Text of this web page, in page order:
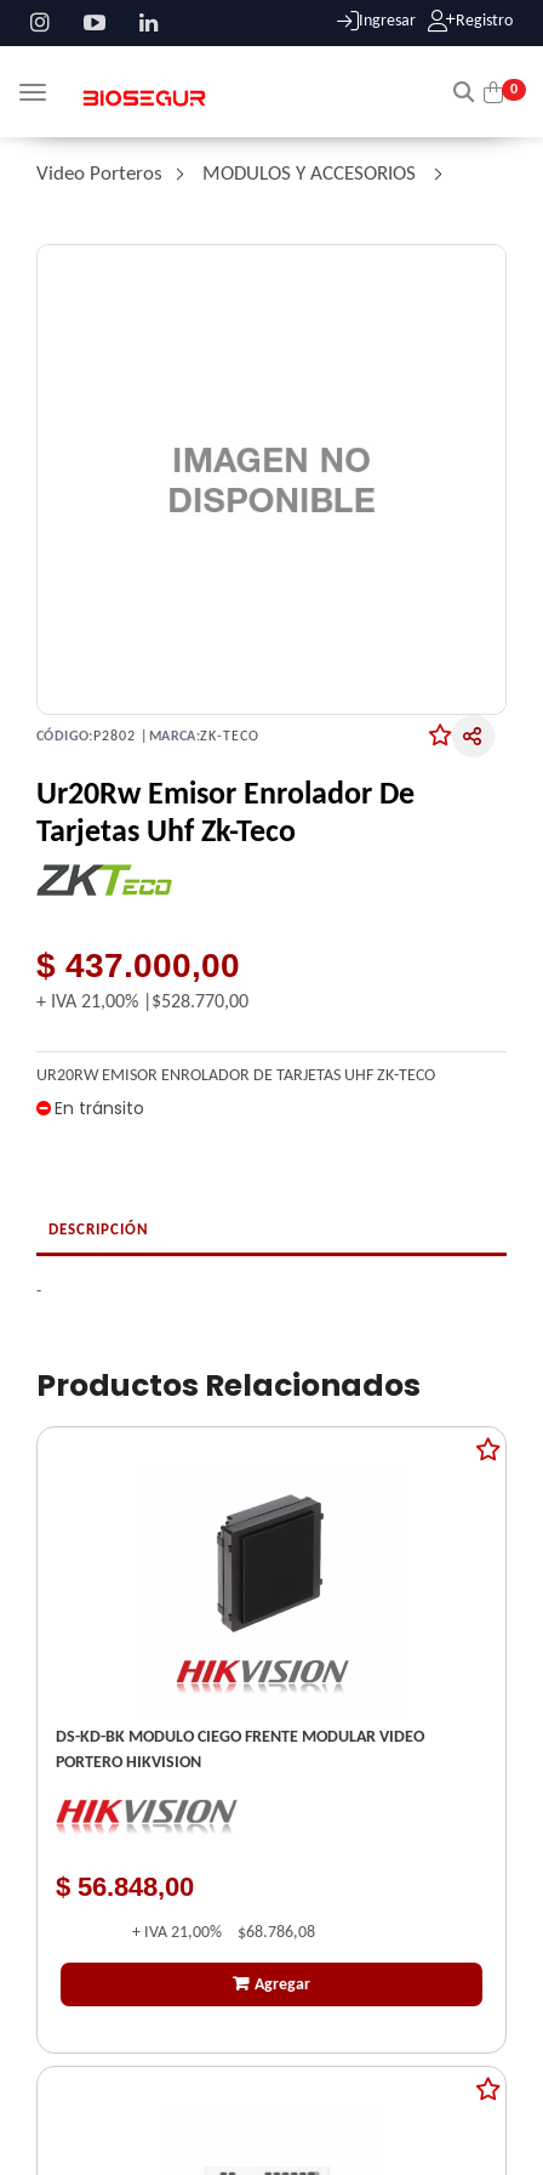
Ingresar Registro
0
Toggle navigation
Video Porteros MODULOS Y ACCESORIOS
CÓDIGO: P2802 | MARCA:ZK-TECO
Ur20Rw Emisor Enrolador De
Tarjetas Uhf Zk-Teco
$ 437.000,00
+ IVA 21,00% $528.770,00
UR20RW EMISOR ENROLADOR DE TARJETAS UHF ZK-TECO
En tránsito
DESCRIPCIÓN
-
Productos Relacionados
DS-KD-BK MODULO CIEGO FRENTE MODULAR VIDEO
PORTERO HIKVISION
$ 56.848,00
+ IVA 21,00% $68.786,08
Agregar